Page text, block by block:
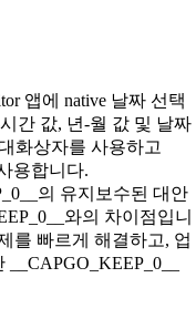
앱에 native 날짜 선택
간 값, 년-월 값 및 날짜
화상자를 사용하고
용합니다.
의 유지보수된 대안
와의 차이점입니
를 빠르게 해결하고, 업